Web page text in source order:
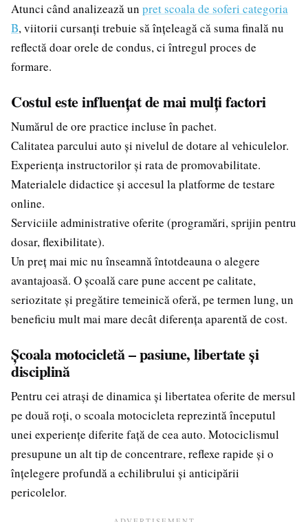
Atunci când analizează un pret scoala de soferi categoria
B, viitorii cursanți trebuie să înțeleagă că suma finală nu
reflectă doar orele de condus, ci întregul proces de
formare.
Costul este influențat de mai mulți factori
Numărul de ore practice incluse în pachet.
Calitatea parcului auto și nivelul de dotare al vehiculelor.
Experiența instructorilor și rata de promovabilitate.
Materialele didactice și accesul la platforme de testare
online.
Serviciile administrative oferite (programări, sprijin pentru
dosar, flexibilitate).
Un preț mai mic nu înseamnă întotdeauna o alegere
avantajoasă. O școală care pune accent pe calitate,
seriozitate și pregătire temeinică oferă, pe termen lung, un
beneficiu mult mai mare decât diferența aparentă de cost.
Școala motocicletă – pasiune, libertate și
disciplină
Pentru cei atrași de dinamica și libertatea oferite de mersul
pe două roți, o scoala motocicleta reprezintă începutul
unei experiențe diferite față de cea auto. Motociclismul
presupune un alt tip de concentrare, reflexe rapide și o
înțelegere profundă a echilibrului și anticipării
pericolelor.